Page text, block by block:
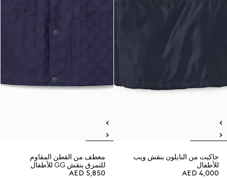
جاكيت من النايلون بنقش ويب
للأطفال
AED 4,000
معطف من القطن المقاوم
للتمزق بنقش GG للأطفال
AED 5,850